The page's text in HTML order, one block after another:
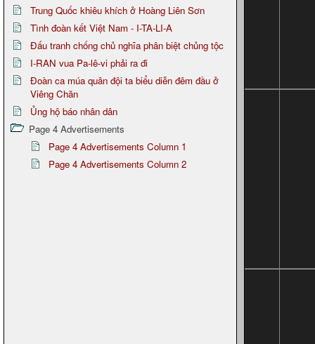
Trung Quốc khiêu khích ở Hoàng Liên Sơn
Tình đoàn kết Việt Nam - I-TA-LI-A
Đấu tranh chống chủ nghĩa phân biệt chủng tộc
I-RAN vua Pa-lê-vi phải ra đi
Đoàn ca múa quân đội ta biểu diễn đêm đầu ở
Viêng Chăn
Ủng hộ báo nhân dân
Page 4 Advertisements
Page 4 Advertisements Column 1
Page 4 Advertisements Column 2